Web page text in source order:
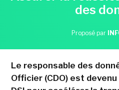
des
Proposé par
Le responsable des
Officier (CDO) est